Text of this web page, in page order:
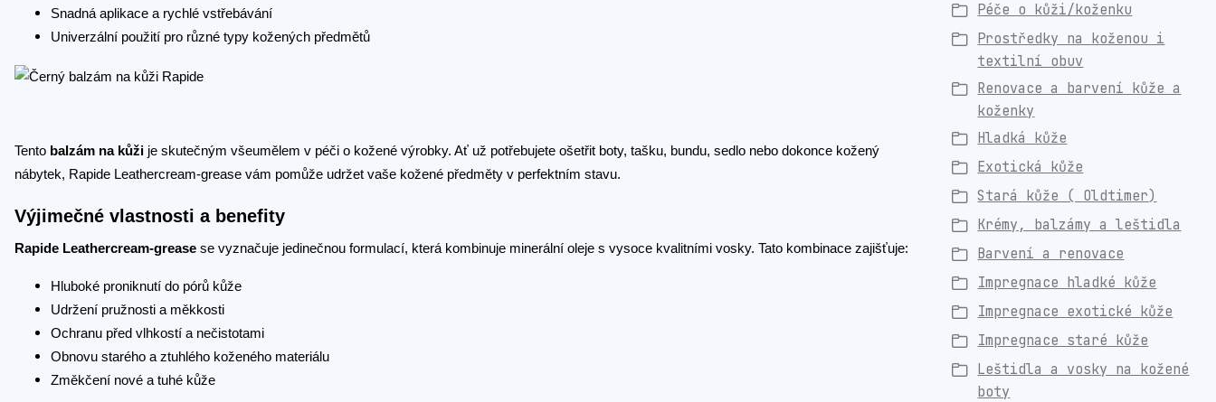
Snadná aplikace a rychlé vstřebávání
Univerzální použití pro různé typy kožených předmětů
Tento balzám na kůži je skutečným všeumělem v péči o kožené výrobky. Ať už potřebujete ošetřit boty, tašku, bundu, sedlo nebo dokonce kožený
nábytek, Rapide Leathercream-grease vám pomůže udržet vaše kožené předměty v perfektním stavu.
Výjimečné vlastnosti a benefity
Rapide Leathercream-grease se vyznačuje jedinečnou formulací, která kombinuje minerální oleje s vysoce kvalitními vosky. Tato kombinace zajišťuje:
Hluboké proniknutí do pórů kůže
Udržení pružnosti a měkkosti
Ochranu před vlhkostí a nečistotami
Obnovu starého a ztuhlého koženého materiálu
Změkčení nové a tuhé kůže
Péče o kůži/koženku
Prostředky na koženou i
textilní obuv
Renovace a barvení kůže a
koženky
Hladká kůže
Exotická kůže
Stará kůže ( Oldtimer)
Krémy, balzámy a leštidla
Barvení a renovace
Impregnace hladké kůže
Impregnace exotické kůže
Impregnace staré kůže
Leštidla a vosky na kožené
boty